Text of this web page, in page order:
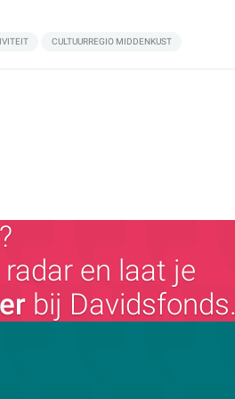
CULTUURREGIO MIDDENKUST
en laat je
bij Davidsfonds.